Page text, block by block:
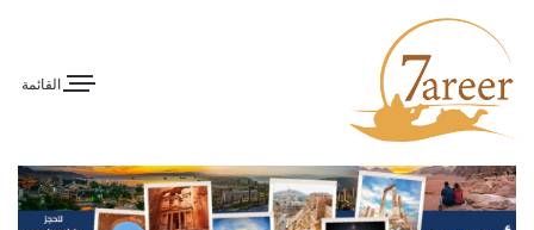
القائمة